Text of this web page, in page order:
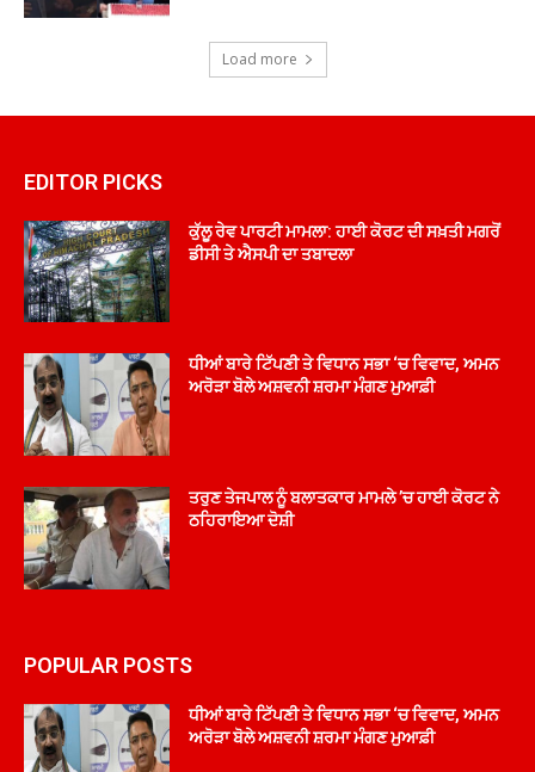
Load more
EDITOR PICKS
ਕੁੱਲੂ ਰੇਵ ਪਾਰਟੀ ਮਾਮਲਾ: ਹਾਈ ਕੋਰਟ ਦੀ ਸਖ਼ਤੀ ਮਗਰੋਂ
ਡੀਸੀ ਤੇ ਐਸਪੀ ਦਾ ਤਬਾਦਲਾ
ਧੀਆਂ ਬਾਰੇ ਟਿੱਪਣੀ ਤੇ ਵਿਧਾਨ ਸਭਾ ‘ਚ ਵਿਵਾਦ, ਅਮਨ
ਅਰੋੜਾ ਬੋਲੇ ਅਸ਼ਵਨੀ ਸ਼ਰਮਾ ਮੰਗਣ ਮੁਆਫ਼ੀ
ਤਰੁਣ ਤੇਜਪਾਲ ਨੂੰ ਬਲਾਤਕਾਰ ਮਾਮਲੇ ’ਚ ਹਾਈ ਕੋਰਟ ਨੇ
ਠਹਿਰਾਇਆ ਦੋਸ਼ੀ
POPULAR POSTS
ਧੀਆਂ ਬਾਰੇ ਟਿੱਪਣੀ ਤੇ ਵਿਧਾਨ ਸਭਾ ‘ਚ ਵਿਵਾਦ, ਅਮਨ
ਅਰੋੜਾ ਬੋਲੇ ਅਸ਼ਵਨੀ ਸ਼ਰਮਾ ਮੰਗਣ ਮੁਆਫ਼ੀ